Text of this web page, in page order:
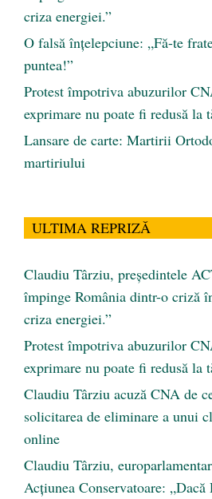
criza energiei.”
O falsă înțelepciune: „Fă-te
puntea!”
Protest împotriva abuzurilor
exprimare nu poate fi redusă la
Lansare de carte: Martirii
martiriului
ULTIMA REPRIZĂ
Claudiu Târziu, președintele
împinge România dintr-o criză
criza energiei.”
Protest împotriva abuzurilor
exprimare nu poate fi redusă la
Claudiu Târziu acuză CNA de
solicitarea de eliminare a unui
online
Claudiu Târziu,
Acțiunea Conservatoare: „Dacă